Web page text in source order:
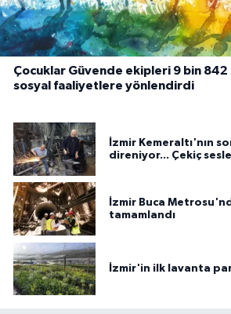
Çocuklar Güvende ekipleri 9 bin 842
sosyal faaliyetlere yönlendirdi
İzmir Kemeraltı'nın
direniyor... Çekiç
İzmir Buca
tamamlandı
İzmir'in ilk lavanta